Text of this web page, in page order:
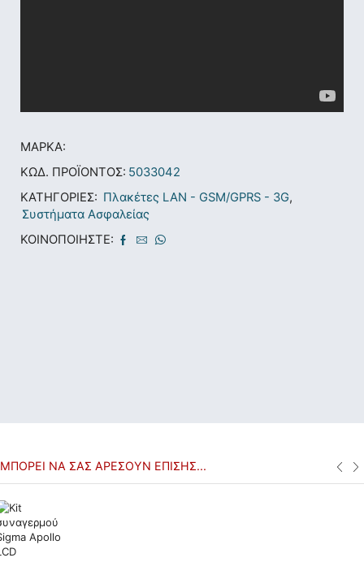
ΜΆΡΚΑ:
ΚΩΔ. ΠΡΟΪΌΝΤΟΣ: 5033042
ΚΑΤΗΓΟΡΊΕΣ: Πλακέτες LAN - GSM/GPRS - 3G,
Συστήματα Ασφαλείας
ΚΟΙΝΟΠΟΙΉΣΤΕ:
ΜΠΟΡΕΊ ΝΑ ΣΑΣ ΑΡΈΣΟΥΝ ΕΠΊΣΗΣ...